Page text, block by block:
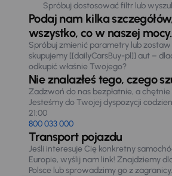
Spróbuj dostosować filtr lub
Podaj nam kilka
wszystko, co w naszej mocy.
Spróbuj zmienić parametry lub
skupujemy [[dailyCarsBuy-pl]] aut –
odkupić właśnie Twojego?
Nie znalazłeś tego, czego
Zadzwoń do nas bezpłatnie, a
Jesteśmy do Twojej dyspozycji
21:00
800 033 000
Transport pojazdu
Jeśli interesuje Cię konkretny
Europie, wyślij nam link! Znajdziemy
Polsce lub sprowadzimy go z zagranicy.